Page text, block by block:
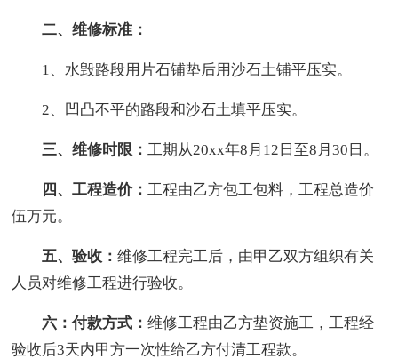
二、维修标准：
1、水毁路段用片石铺垫后用沙石土铺平压实。
2、凹凸不平的路段和沙石土填平压实。
三、维修时限：工期从20xx年8月12日至8月30日。
四、工程造价：工程由乙方包工包料，工程总造价
伍万元。
五、验收：维修工程完工后，由甲乙双方组织有关
人员对维修工程进行验收。
六：付款方式：维修工程由乙方垫资施工，工程经
验收后3天内甲方一次性给乙方付清工程款。